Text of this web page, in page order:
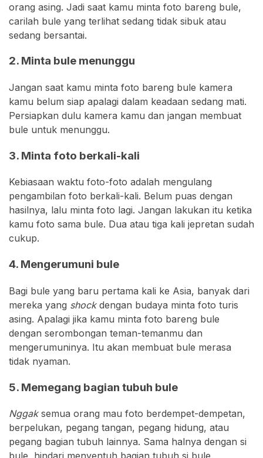
orang asing. Jadi saat kamu minta foto bareng bule,
carilah bule yang terlihat sedang tidak sibuk atau
sedang bersantai.
2. Minta bule menunggu
Jangan saat kamu minta foto bareng bule kamera
kamu belum siap apalagi dalam keadaan sedang mati.
Persiapkan dulu kamera kamu dan jangan membuat
bule untuk menunggu.
3. Minta foto berkali-kali
Kebiasaan waktu foto-foto adalah mengulang
pengambilan foto berkali-kali. Belum puas dengan
hasilnya, lalu minta foto lagi. Jangan lakukan itu ketika
kamu foto sama bule. Dua atau tiga kali jepretan sudah
cukup.
4. Mengerumuni bule
Bagi bule yang baru pertama kali ke Asia, banyak dari
mereka yang shockdengan budaya minta foto turis
asing. Apalagi jika kamu minta foto bareng bule
dengan serombongan teman-temanmu dan
mengerumuninya. Itu akan membuat bule merasa
tidak nyaman.
5. Memegang bagian tubuh bule
Nggaksemua orang mau foto berdempet-dempetan,
berpelukan, pegang tangan, pegang hidung, atau
pegang bagian tubuh lainnya. Sama halnya dengan si